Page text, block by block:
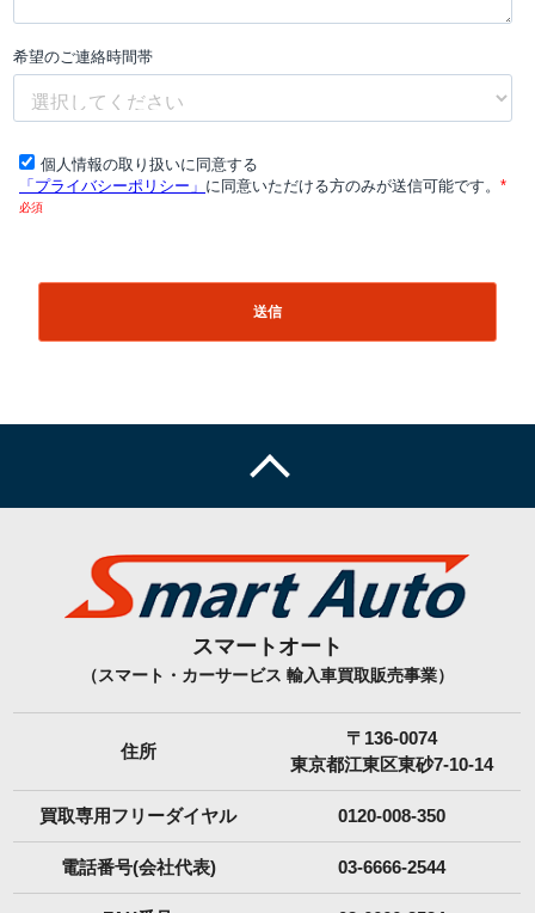
スマートオート
（スマート・カーサービス 輸入車買取販売事業）
住所
〒136-0074
東京都江東区東砂7-10-14
買取専用フリーダイヤル 0120-008-350
電話番号(会社代表) 03-6666-2544